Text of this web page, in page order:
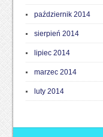
październik 2014
sierpień 2014
lipiec 2014
marzec 2014
luty 2014